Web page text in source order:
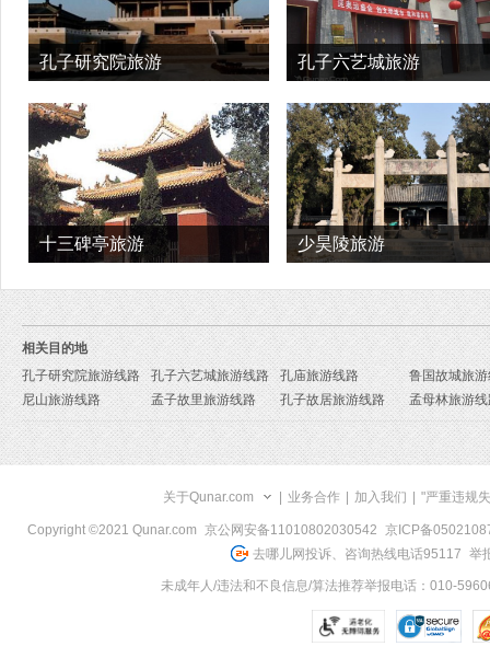
孔子研究院旅游 孔子六艺城旅游
十三碑亭旅游 少昊陵旅游
相关目的地
孔子研究院旅游线路
孔子六艺城旅游线路 孔庙旅游线路
鲁国故城旅
尼山旅游线路
孟子故里旅游线路 孔子故居旅游线路 孟母林旅游
关于Qunar.com 业务合作 加入我们 "严重违规
Copyright ©2021 Qunar.com 京公网安备11010802030542
京ICP备
去哪儿网投诉、咨询热线电话95117 举
未成年人/违法和不良信息/算法推荐举报电话：010-